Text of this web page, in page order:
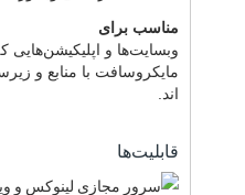
مناسب برای
وبسایت‌ها و اپلیکیشن‌هایی
مایکروسافت با منابع و
اند.
قابلیت‌ها